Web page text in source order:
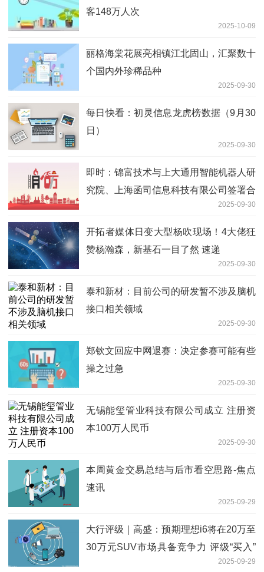
客148万人次
2025-10-09
丽格海棠花展亮相镇江北固山，汇聚数十
个国内外珍稀品种
2025-09-30
每日快看：初灵信息龙虎榜数据（9月30
日）
2025-09-30
即时：锦富技术与上大通用智能机器人研
究院、上海函司信息科技有限公司签署合
2025-09-30
开拓者媒体日变大型杨吹现场！4大佬狂
赞杨瀚森，新基石一目了然 速递
2025-09-30
泰和新材：目前公司的研发暂不涉及脑机
接口相关领域
2025-09-30
郑钦文回应中网退赛：决定参赛可能有些
操之过急
2025-09-30
无锡能玺管业科技有限公司成立 注册资
本100万人民币
2025-09-30
本周黄金交易总结与后市看空思路-焦点
速讯
2025-09-29
大行评级｜高盛：预期理想i6将在20万至
30万元SUV市场具备竞争力 评级“买入”
2025-09-29